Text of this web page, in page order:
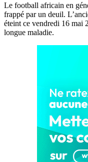
Le football africain en
frappé par un deuil.
éteint ce vendredi 16 mai
longue maladie.